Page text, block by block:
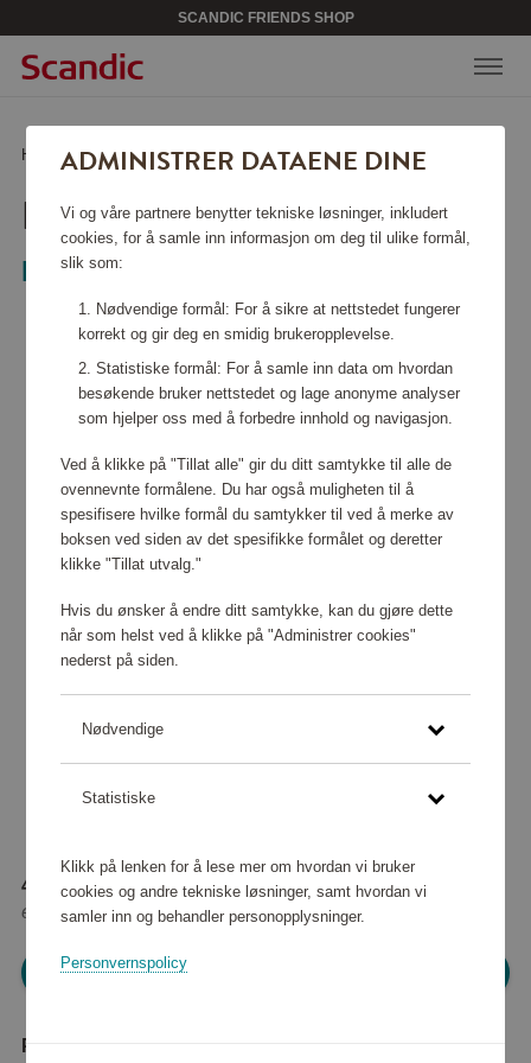
SCANDIC FRIENDS SHOP
Hjem /Hjemelektronikk/Kjøkkenmaskiner/Hakker HR1393/00
HAKKER HR1393/00
Philips
42 320 poeng
eller
529 kr
Logg inn for å handle
Produktbeskrivelse
ADMINISTRER DATAENE DINE
Vi og våre partnere benytter tekniske løsninger, inkludert
cookies, for å samle inn informasjon om deg til ulike formål,
slik som:
Nødvendige formål: For å sikre at nettstedet fungerer
korrekt og gir deg en smidig brukeropplevelse.
Statistiske formål: For å samle inn data om hvordan
besøkende bruker nettstedet og lage anonyme analyser
som hjelper oss med å forbedre innhold og navigasjon.
Ved å klikke på "Tillat alle" gir du ditt samtykke til alle de
ovennevnte formålene. Du har også muligheten til å
spesifisere hvilke formål du samtykker til ved å merke av
boksen ved siden av det spesifikke formålet og deretter
klikke "Tillat utvalg."
Hvis du ønsker å endre ditt samtykke, kan du gjøre dette
når som helst ved å klikke på "Administrer cookies"
nederst på siden.
Nødvendige
Statistiske
Klikk på lenken for å lese mer om hvordan vi bruker
cookies og andre tekniske løsninger, samt hvordan vi
samler inn og behandler personopplysninger.
Personvernspolicy